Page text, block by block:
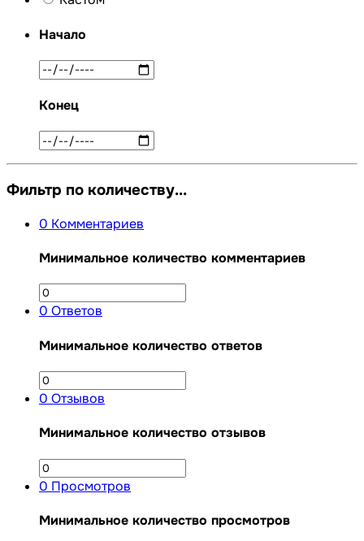
Начало
Конец
Фильтр по количеству...
0 Комментариев
Минимальное количество комментариев
0 Ответов
Минимальное количество ответов
0 Отзывов
Минимальное количество отзывов
0 Просмотров
Минимальное количество просмотров